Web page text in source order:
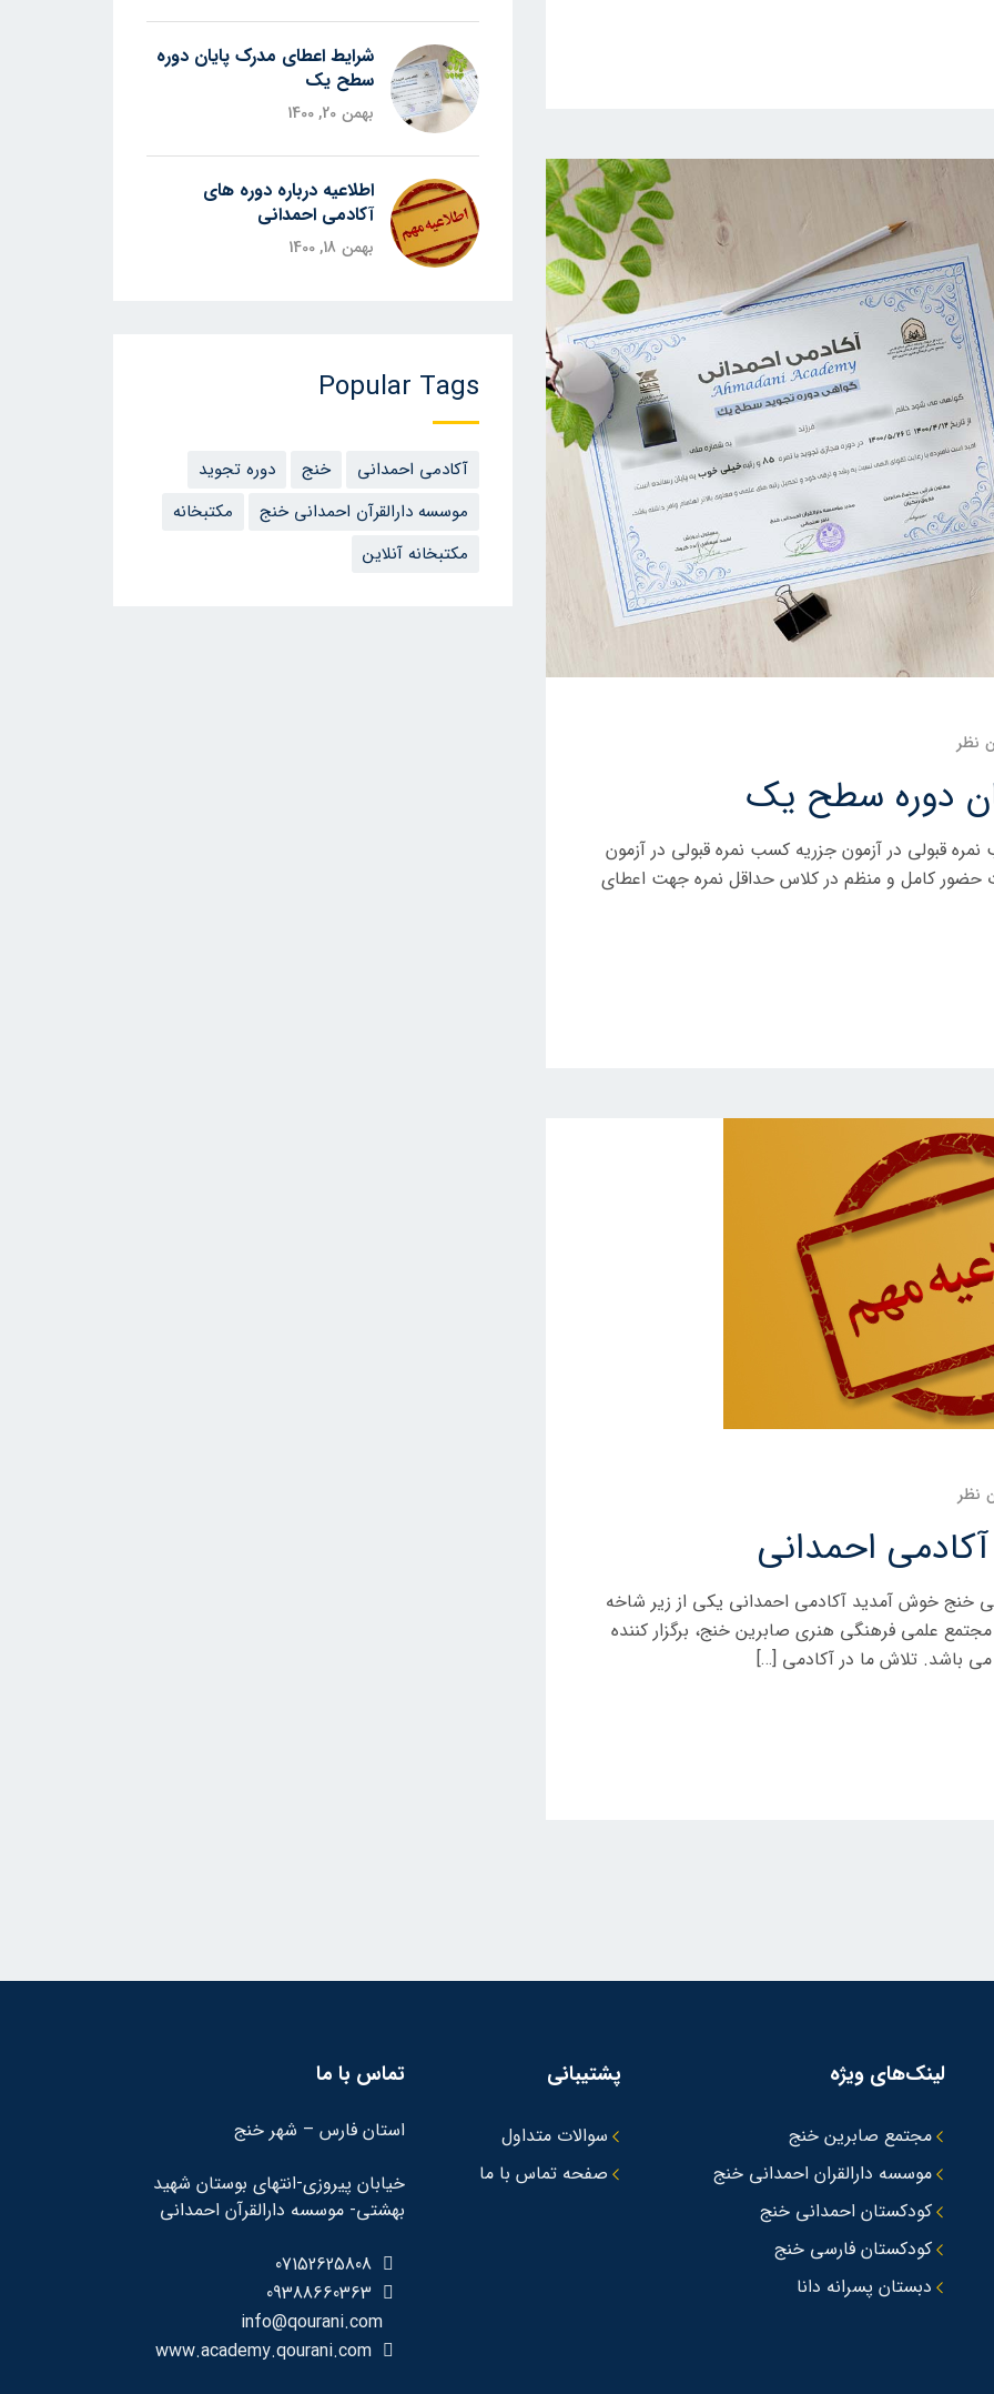
نظر
دوره سطح یک
قبولی در آزمون جزریه کسب نمره قبولی در آزمون
حضور کامل و منظم در کلاس حداقل نمره جهت اعطای
نظر
آکادمی احمدانی
خنج خوش آمدید آکادمی احمدانی یکی از زیر شاخه
علمی فرهنگی هنری صابرین خنج، برگزار کننده
می باشد. تلاش ما در آکادمی […]
شرایط اعطای مدرک پایان دوره
سطح یک
بهمن 20, 1400
اطلاعیه درباره دوره های
آکادمی احمدانی
بهمن 18, 1400
Popular Tags
آکادمی احمدانی خنج
دوره تجوید
موسسه دارالقرآن احمدانی خنج
مکتبخانه
مکتبخانه آنلاین
لینک‌های ویژه
مجتمع صابرین خنج
موسسه دارالقران احمدانی خنج
کودکستان احمدانی خنج
کودکستان فارسی خنج
دبستان پسرانه دانا
پشتیبانی
سوالات متداول
صفحه تماس با ما
تماس با ما
استان فارس – شهر خنج
خیابان پیروزی-انتهای بوستان شهید
بهشتی- موسسه دارالقرآن احمدانی
07152625808
09388660363
info@qourani.com
www.academy.qourani.com